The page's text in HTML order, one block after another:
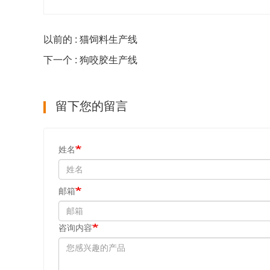
以前的 : 猫饲料生产线
下一个 : 狗咬胶生产线
留下您的留言
姓名
邮箱
咨询内容